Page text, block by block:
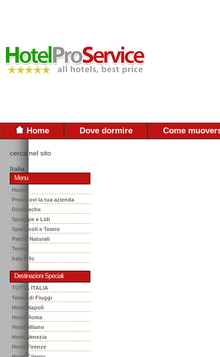
Home Dove dormire Come
cerca nel sito
Italia
Menu
Home
Promuovi la tua azienda
Discoteche
Spiaggie e Lidi
Spettacoli e Teatro
Parchi Naturali
Terme
Italy Info
Destinazioni Speciali
TUTTA ITALIA
Terme di Fiuggi
Hotel Napoli
Hotel Roma
Hotel Milano
Hotel Venezia
Hotel Firenze